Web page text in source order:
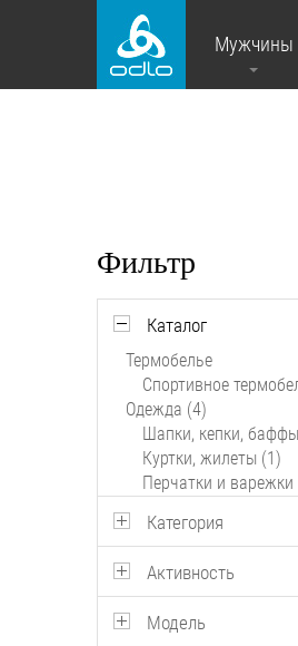
Мужчины
Фильтр
Каталог
Термобелье
Спортивное
Одежда (4)
Шапки, кепки,
Куртки, жилеты (1)
Перчатки и варежки
Категория
Активность
Модель